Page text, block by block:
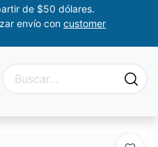
de $50 dólares.
envío con customer